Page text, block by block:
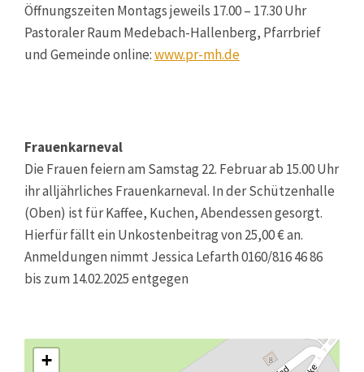
Öffnungszeiten Montags jeweils 17.00 – 17.30 Uhr
Pastoraler Raum Medebach-Hallenberg, Pfarrbrief
und Gemeinde online:www.pr-mh.de
Frauenkarneval
Die Frauen feiern am Samstag 22. Februar ab 15.00 Uhr
ihr alljährliches Frauenkarneval. In der Schützenhalle
(Oben) ist für Kaffee, Kuchen, Abendessen gesorgt.
Hierfür fällt ein Unkostenbeitrag von 25,00 € an.
Anmeldungen nimmt Jessica Lefarth 0160/816 46 86
bis zum 14.02.2025 entgegen
+